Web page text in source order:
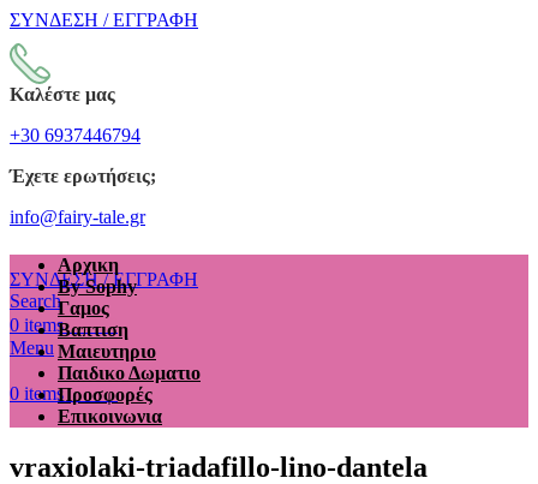
ΣΥΝΔΕΣΗ / ΕΓΓΡΑΦΗ
Καλέστε μας
+30 6937446794
Έχετε ερωτήσεις;
info@fairy-tale.gr
ΣΥΝΔΕΣΗ / ΕΓΓΡΑΦΗ
Search
0 items €0.00
Menu
0 items €0.00
Αρχικη
By Sophy
Γαμος
Βαπτιση
Μαιευτηριο
Παιδικο Δωματιο
Προσφορές
Επικοινωνια
vraxiolaki-triadafillo-lino-dantela